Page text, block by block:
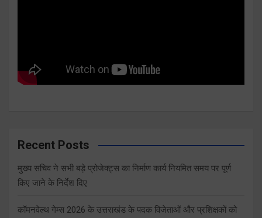
Recent Posts
मुख्य सचिव ने सभी बड़े प्रोजेक्ट्स का निर्माण कार्य नियमित समय पर पूर्ण
किए जाने के निर्देश दिए
कॉमनवेल्थ गेम्स 2026 के उत्तराखंड के पदक विजेताओं और प्रशिक्षकों को